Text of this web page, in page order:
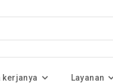
kerjanya Layanan